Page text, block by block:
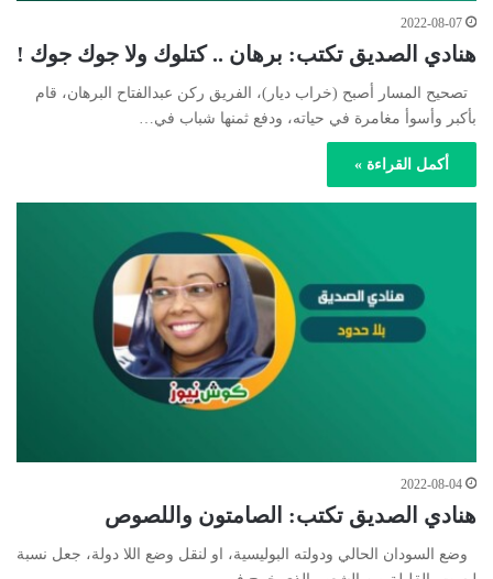
2022-08-07
هنادي الصديق تكتب: برهان .. كتلوك ولا جوك جوك !
تصحيح المسار أصبح (خراب ديار)، الفريق ركن عبدالفتاح البرهان، قام
بأكبر وأسوأ مغامرة في حياته، ودفع ثمنها شباب في…
أكمل القراءة »
2022-08-04
هنادي الصديق تكتب: الصامتون واللصوص
وضع السودان الحالي ودولته البوليسية، او لنقل وضع اللا دولة، جعل نسبة